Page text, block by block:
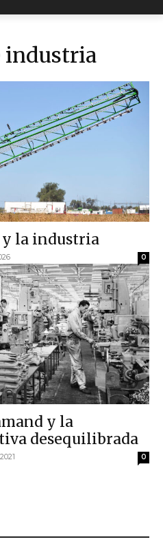
industria
y la industria
0
y la
desequilibrada
0